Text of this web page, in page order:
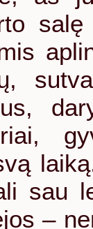
sau
–